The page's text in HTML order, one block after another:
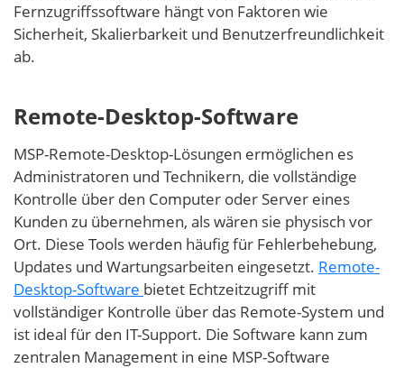
Fernzugriffssoftware hängt von Faktoren wie
Sicherheit, Skalierbarkeit und Benutzerfreundlichkeit
ab.
Remote-Desktop-Software
MSP-Remote-Desktop-Lösungen ermöglichen es
Administratoren und Technikern, die vollständige
Kontrolle über den Computer oder Server eines
Kunden zu übernehmen, als wären sie physisch vor
Ort. Diese Tools werden häufig für Fehlerbehebung,
Updates und Wartungsarbeiten eingesetzt. Remote-
Desktop-Software bietet Echtzeitzugriff mit
vollständiger Kontrolle über das Remote-System und
ist ideal für den IT-Support. Die Software kann zum
zentralen Management in eine MSP-Software